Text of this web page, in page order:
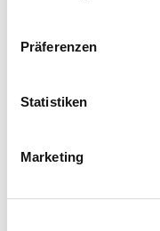
Präferenzen
Statistiken
Marketing